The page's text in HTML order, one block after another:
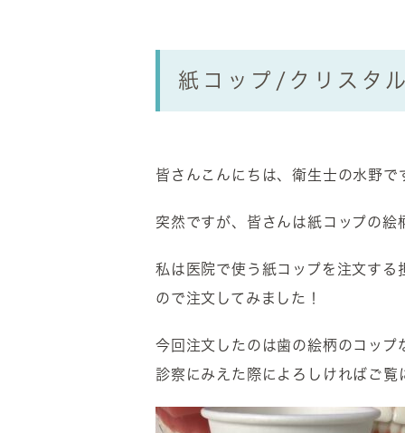
紙コップ/クリスタ
皆さんこんにちは、衛生士の水野で
突然ですが、皆さんは紙コップの
私は医院で使う紙コップを注文す
ので注文してみました！
今回注文したのは歯の絵柄のコッ
診察にみえた際によろしければご